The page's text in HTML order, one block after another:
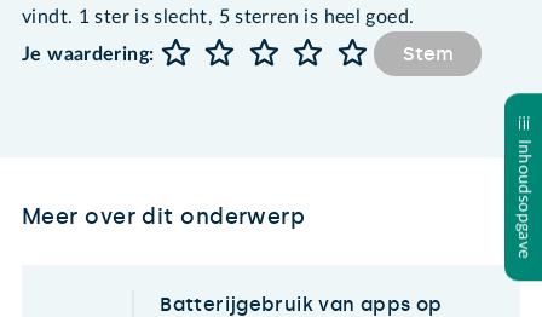
Inhoudsopgave
vindt. 1 ster is slecht, 5 sterren is heel goed.
Je waardering:
Stem
Meer over dit onderwerp
Batterijgebruik van apps op